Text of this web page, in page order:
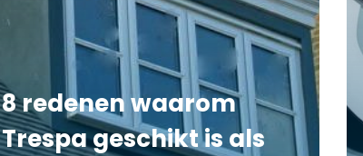
8 redenen waarom
Trespa geschikt is als